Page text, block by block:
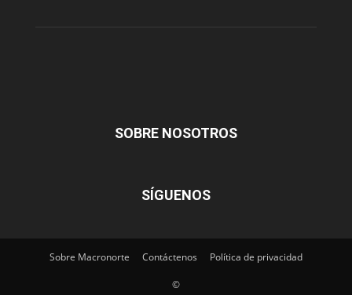
SOBRE NOSOTROS
SÍGUENOS
Sobre Macronorte Contáctenos Política de privacidad
©